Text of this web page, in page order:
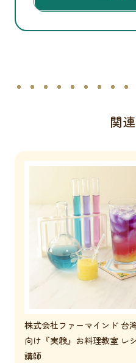
関
株式会社ファーマインド 台
向け『実験』お料理教室 レ
講師